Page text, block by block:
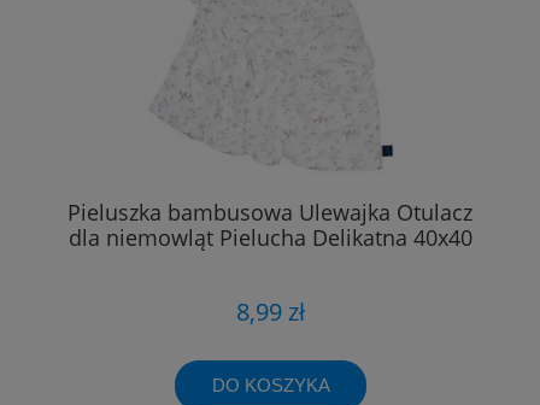
Pieluszka bambusowa Ulewajka Otulacz
dla niemowląt Pielucha Delikatna 40x40
8,99 zł
DO KOSZYKA